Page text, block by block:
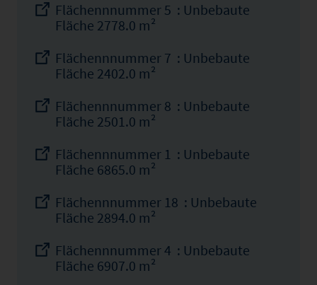
Flächennnummer 5 : Unbebaute
Fläche 2778.0 m²
Flächennnummer 7 : Unbebaute
Fläche 2402.0 m²
Flächennnummer 8 : Unbebaute
Fläche 2501.0 m²
Flächennnummer 1 : Unbebaute
Fläche 6865.0 m²
Flächennnummer 18 : Unbebaute
Fläche 2894.0 m²
Flächennnummer 4 : Unbebaute
Fläche 6907.0 m²